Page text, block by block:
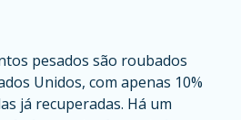
pesados são roubados
Unidos, com apenas 10%
já recuperadas. Há um